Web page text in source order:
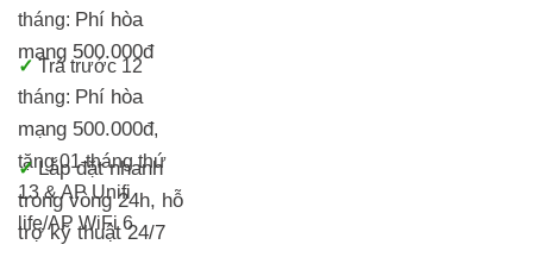
tháng: Phí hòa
mạng 500.000đ
✓ Trả trước 12
tháng: Phí hòa
mạng 500.000đ,
tặng 01 tháng thứ
13 & AP Unifi
life/AP WiFi 6
✓Lắp đặt nhanh
trong vòng 24h, hỗ
trợ kỹ thuật 24/7